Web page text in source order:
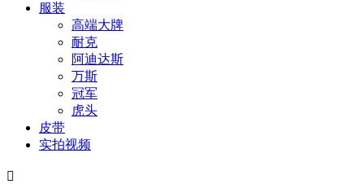
服装
高端大牌
耐克
阿迪达斯
万斯
冠军
虎头
皮带
实拍视频
